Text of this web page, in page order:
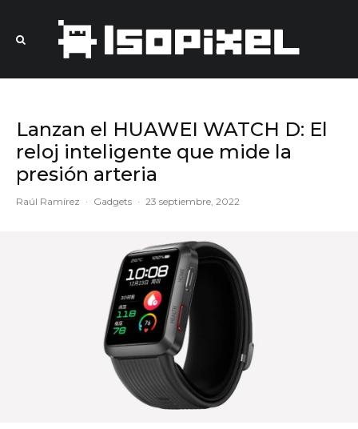
Lanzan el HUAWEI WATCH D: El
reloj inteligente que mide la
presión arteria
Raúl Ramírez · Gadgets · 23 septiembre, 2022